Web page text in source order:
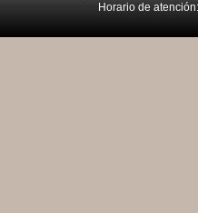
Horario de